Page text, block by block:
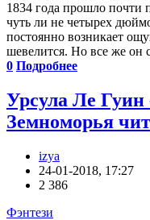
1834 года прошло почти
чуть ли не четырех
постоянно возникает
шевелится. Но все же он
0 Подробнее
Урсула Ле
Земноморья
izya
24-01-2018, 17:27
2 386
Фэнтези